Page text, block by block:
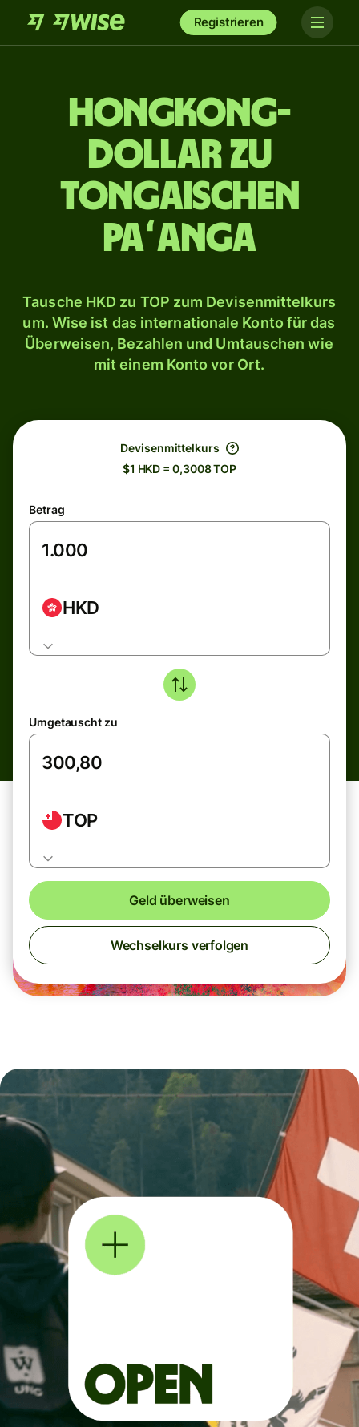
Registrieren
Hongkong-
Dollar zu
tongaischen
Paʻanga
Tausche HKD zu TOP zum Devisenmittelkurs
um. Wise ist das internationale Konto für das
Überweisen, Bezahlen und Umtauschen wie
mit einem Konto vor Ort.
Devisenmittelkurs
$1 HKD = 0,3008 TOP
Betrag
HKD
Umgetauscht zu
TOP
Geld überweisen
Wechselkurs verfolgen